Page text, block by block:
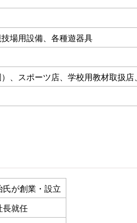
場用設備、各種遊器具
、スポーツ店、学校用教材取扱店
が創業・設立
長就任